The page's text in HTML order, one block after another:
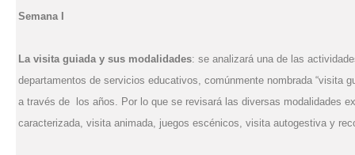
Semana I
La visita guiada y sus modalidades: se analizará una de las
departamentos de servicios educativos, comúnmente nombrada “visita
a través de los años. Por lo que se revisará las diversas modalidades
caracterizada, visita animada, juegos escénicos, visita autogestiva y